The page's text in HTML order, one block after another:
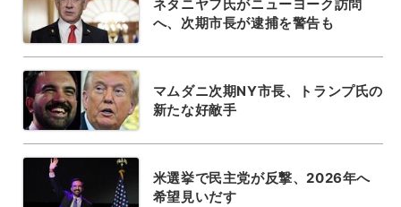
ネタニヤフ氏がニューヨーク訪問
へ、次期市長が逮捕を警告も
マムダニ次期NY市長、トランプ氏の
新たな好敵手
米選挙で民主党が反撃、2026年へ
希望見いだす